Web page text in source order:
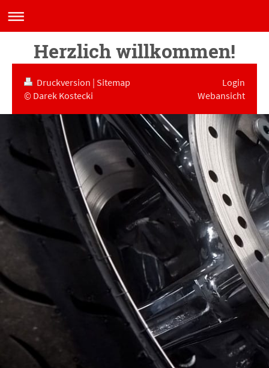
Herzlich willkommen!
Druckversion | Sitemap
© Darek Kostecki
Login
Webansicht